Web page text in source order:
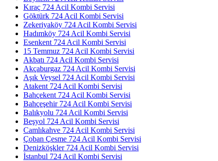
Kıraç 724 Acil Kombi Servisi
Göktürk 724 Acil Kombi Servisi
Zekeriyaköy 724 Acil Kombi Servisi
Hadımköy 724 Acil Kombi Servisi
Esenkent 724 Acil Kombi Servisi
15 Temmuz 724 Acil Kombi Servisi
Akbatı 724 Acil Kombi Servisi
Akçaburgaz 724 Acil Kombi Servisi
Aşık Veysel 724 Acil Kombi Servisi
Atakent 724 Acil Kombi Servisi
Bahçekent 724 Acil Kombi Servisi
Bahçeşehir 724 Acil Kombi Servisi
Balıkyolu 724 Acil Kombi Servisi
Beşyol 724 Acil Kombi Servisi
Camlıkahve 724 Acil Kombi Servisi
Çoban Çesme 724 Acil Kombi Servisi
Denizköşkler 724 Acil Kombi Servisi
İstanbul 724 Acil Kombi Servisi